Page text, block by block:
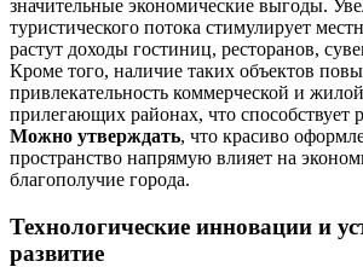
значительные экономические выгоды.
туристического потока стимулирует
растут доходы гостиниц, ресторанов,
Кроме того, наличие таких объектов
привлекательность коммерческой и
прилегающих районах, что способствует
Можно утверждать, что красиво
пространство напрямую влияет на
благополучие города.
Технологические инновации и
развитие